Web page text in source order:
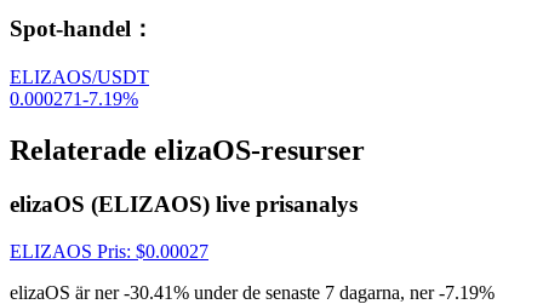
Spot-handel ：
ELIZAOS/USDT
0.000271-7.19%
Relaterade elizaOS-resurser
elizaOS (ELIZAOS) live prisanalys
ELIZAOS Pris: $0.00027
elizaOS är ner -30.41% under de senaste 7 dagarna, ner -7.19%